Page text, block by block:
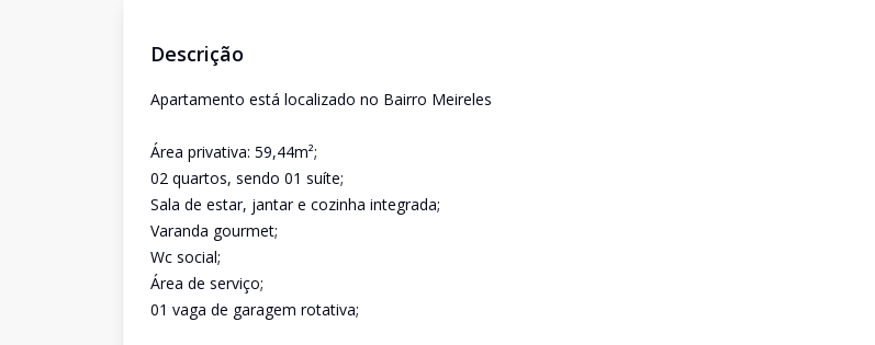
Descrição
Apartamento está localizado no Bairro Meireles
Área privativa: 59,44m²;
02 quartos, sendo 01 suíte;
Sala de estar, jantar e cozinha integrada;
Varanda gourmet;
Wc social;
Área de serviço;
01 vaga de garagem rotativa;